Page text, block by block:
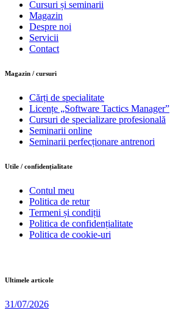
Cursuri și seminarii
Magazin
Despre noi
Servicii
Contact
Magazin / cursuri
Cărți de specialitate
Licențe „Software Tactics Manager”
Cursuri de specializare profesională
Seminarii online
Seminarii perfecționare antrenori
Utile / confidențialitate
Contul meu
Politica de retur
Termeni și condiții
Politica de confidențialitate
Politica de cookie-uri
Ultimele articole
31/07/2026